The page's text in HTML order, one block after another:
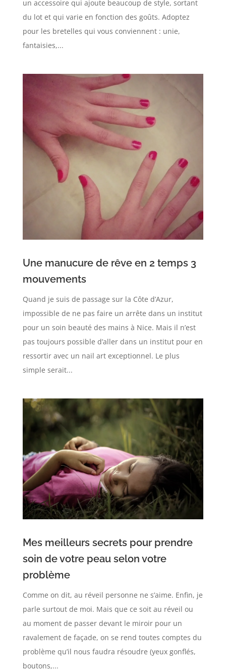
un accessoire qui ajoute beaucoup de style, sortant
du lot et qui varie en fonction des goûts. Adoptez
pour les bretelles qui vous conviennent : unie,
fantaisies,...
Une manucure de rêve en 2 temps 3
mouvements
Quand je suis de passage sur la Côte d’Azur,
impossible de ne pas faire un arrête dans un institut
pour un soin beauté des mains à Nice. Mais il n’est
pas toujours possible d’aller dans un institut pour en
ressortir avec un nail art exceptionnel. Le plus
simple serait...
Mes meilleurs secrets pour prendre
soin de votre peau selon votre
problème
Comme on dit, au réveil personne ne s’aime. Enfin, je
parle surtout de moi. Mais que ce soit au réveil ou
au moment de passer devant le miroir pour un
ravalement de façade, on se rend toutes comptes du
problème qu’il nous faudra résoudre (yeux gonflés,
boutons,...